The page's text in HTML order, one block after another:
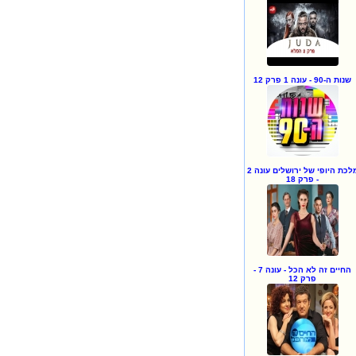
שנות ה-90 - עונה 1 פרק 12
מלכת היופי של ירושלים עונה 2
- פרק 18
החיים זה לא הכל - עונה 7 -
פרק 12